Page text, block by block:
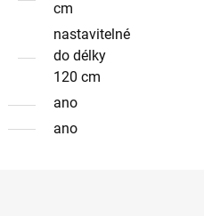
cm
nastavitelné
do délky
120 cm
ano
ano